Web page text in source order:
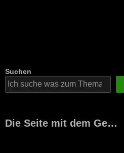
Suchen
Die Seite mit dem Ge…